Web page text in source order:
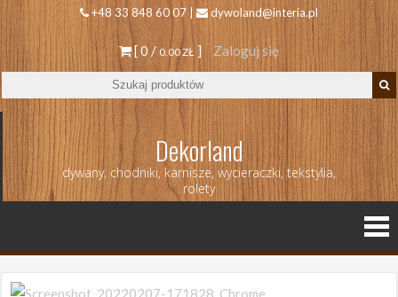
+48 33 848 60 07 | dywoland@interia.pl
[ 0 /0.00 ZŁ ] Zaloguj się
Dekorland
dywany, chodniki, karnisze, wycieraczki, tekstylia,
rolety